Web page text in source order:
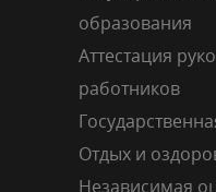
образования
Аттестация
работников
Отдых и
Независимая